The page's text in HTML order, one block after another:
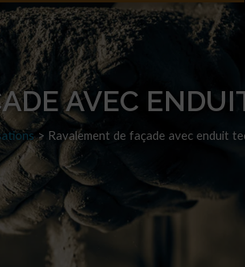
AVEC
> Ravalement de façade avec enduit